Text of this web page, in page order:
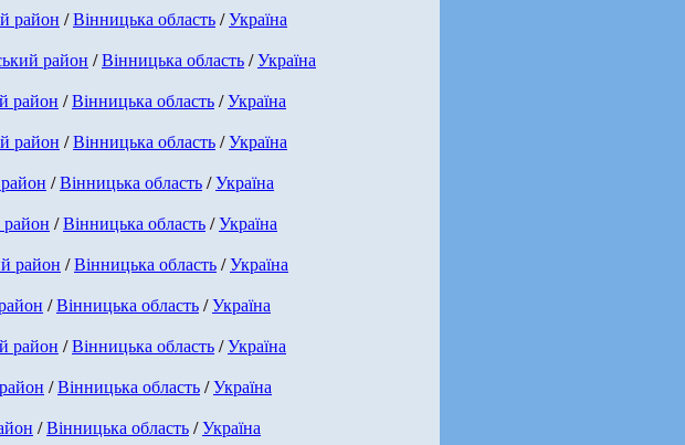
район /Вінницька область/Україна
район /Вінницька область/Україна
район /Вінницька область/Україна
район /Вінницька область/Україна
/Вінницька область/Україна
/Вінницька область/Україна
район /Вінницька область/Україна
/Вінницька область/Україна
район /Вінницька область/Україна
/Вінницька область/Україна
/Вінницька область/Україна